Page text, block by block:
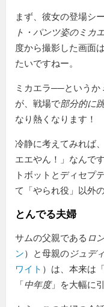
まず、彼女の登場シ
ト・パンツ姿のミカ
度から撮影した画面
たいですねー。
ミカエラ──というか
が、戦場で部分的に
なり熱くなります！
冷静に考えてみれば
エエやん！」なんで
トボットとディセプ
て「やられ役」以外
とんでる夫婦
サムの父親である ロ
ン）と母親のジュデ
ワイト ）は、本来は
「中年度」を大幅に